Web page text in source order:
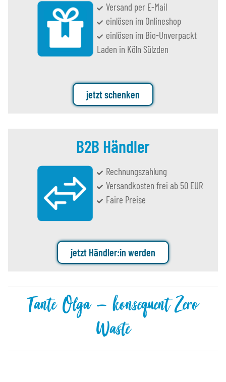
Versand per E-Mail
einlösen im Onlineshop
einlösen im Bio-Unverpackt
Laden in Köln Sülzden
jetzt schenken
B2B Händler
Rechnungszahlung
Versandkosten frei ab 50 EUR
Faire Preise
jetzt Händler:in werden
Tante Olga – konsequent Zero
Waste